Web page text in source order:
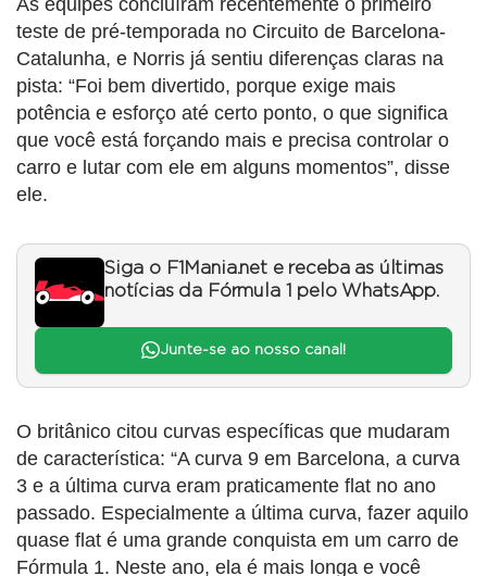
As equipes concluíram recentemente o primeiro
teste de pré-temporada no Circuito de Barcelona-
Catalunha, e Norris já sentiu diferenças claras na
pista: “Foi bem divertido, porque exige mais
potência e esforço até certo ponto, o que significa
que você está forçando mais e precisa controlar o
carro e lutar com ele em alguns momentos”, disse
ele.
Siga o F1Mania.net e receba as últimas
notícias da Fórmula 1 pelo WhatsApp.
Junte-se ao nosso canal!
O britânico citou curvas específicas que mudaram
de característica: “A curva 9 em Barcelona, a curva
3 e a última curva eram praticamente flat no ano
passado. Especialmente a última curva, fazer aquilo
quase flat é uma grande conquista em um carro de
Fórmula 1. Neste ano, ela é mais longa e você